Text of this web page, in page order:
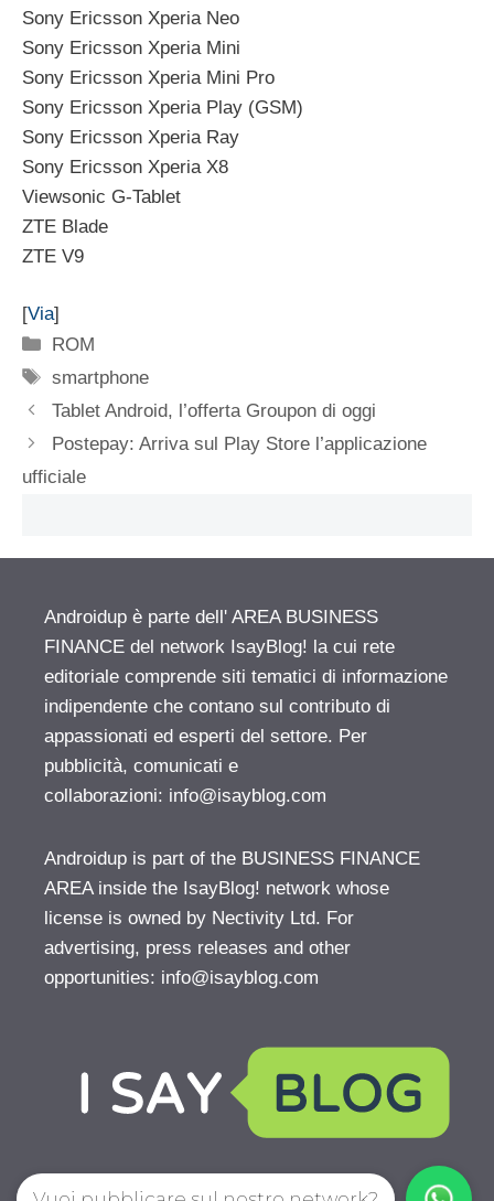
Sony Ericsson Xperia Neo
Sony Ericsson Xperia Mini
Sony Ericsson Xperia Mini Pro
Sony Ericsson Xperia Play (GSM)
Sony Ericsson Xperia Ray
Sony Ericsson Xperia X8
Viewsonic G-Tablet
ZTE Blade
ZTE V9
[Via]
Categorie
ROM
Tag
smartphone
Tablet Android, l’offerta Groupon di oggi
Postepay: Arriva sul Play Store l’applicazione
ufficiale
Androidup è parte dell' AREA BUSINESS
FINANCE del network IsayBlog! la cui rete
editoriale comprende siti tematici di informazione
indipendente che contano sul contributo di
appassionati ed esperti del settore. Per
pubblicità, comunicati e
collaborazioni: info@isayblog.com
Androidup is part of the BUSINESS FINANCE
AREA inside the IsayBlog! network whose
license is owned by Nectivity Ltd. For
advertising, press releases and other
opportunities: info@isayblog.com